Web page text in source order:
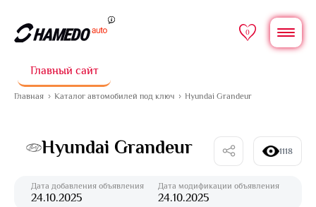
0
Главный сайт
Главная Каталог автомобилей под ключ Hyundai Grandeur
Hyundai Grandeur 1118
Дата добавления объявления
24.10.2025
Дата модификации объявления
24.10.2025